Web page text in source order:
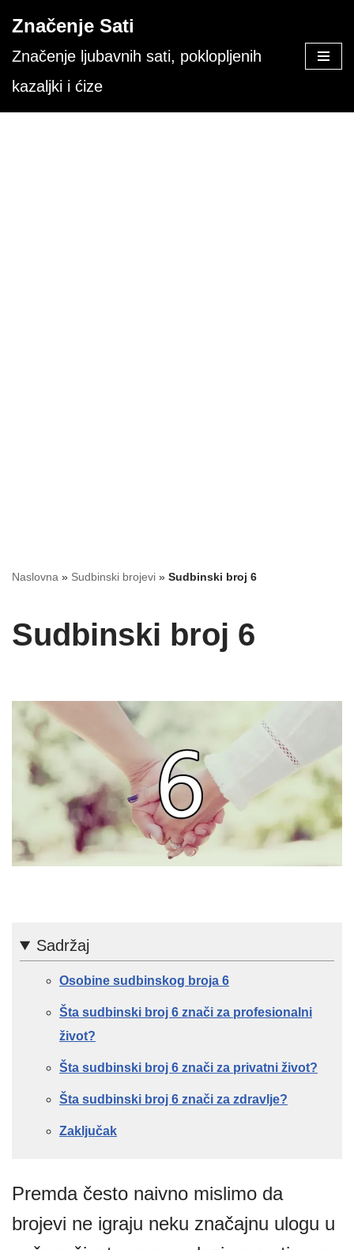
Skoči
na
sadržaj
Značenje Sati
Značenje ljubavnih sati, poklopljenih
kazaljki i ćize
Naslovna » Sudbinski brojevi » Sudbinski broj 6
Sudbinski broj 6
Sadržaj
Osobine sudbinskog broja 6
Šta sudbinski broj 6 znači za profesionalni
život?
Šta sudbinski broj 6 znači za privatni život?
Šta sudbinski broj 6 znači za zdravlje?
Zaključak
Premda često naivno mislimo da
brojevi ne igraju neku značajnu ulogu u